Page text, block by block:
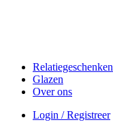
Relatiegeschenken
Glazen
Over ons
Login / Registreer